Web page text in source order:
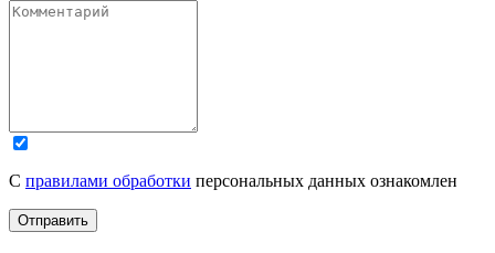
С правилами обработки персональных данных ознакомлен
Отправить